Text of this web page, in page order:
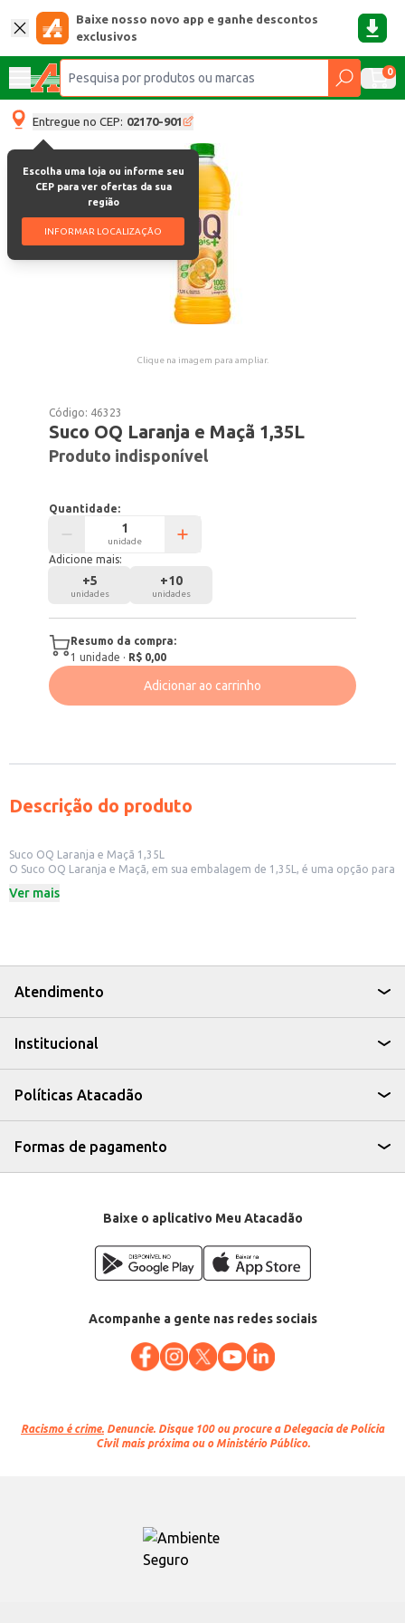
Baixe nosso novo app e ganhe descontos
exclusivos
0
Entregue no CEP: 02170-901
Escolha uma loja ou informe seu
CEP para ver ofertas da sua
região
INFORMAR LOCALIZAÇÃO
Clique na imagem para ampliar.
Código: 46323
Suco OQ Laranja e Maçã 1,35L
Produto indisponível
Quantidade:
unidade
Adicione mais:
+5
unidades
+10
unidades
Resumo da compra:
1 unidade · R$ 0,00
Adicionar ao carrinho
Descrição do produto
Suco OQ Laranja e Maçã 1,35L
O Suco OQ Laranja e Maçã, em sua embalagem de 1,35L, é uma opção para
para o consumo diário, ou para oferecer em estabelecimentos comerciais
Ofereça em seu estabelecimento comercial como uma opção saudável e
saborosa.
O Suco OQ Laranja e Maçã é uma escolha prática e saborosa para diversos
Ver mais
Atendimento
Institucional
Políticas Atacadão
Formas de pagamento
Baixe o aplicativo Meu Atacadão
Acompanhe a gente nas redes sociais
Racismo é crime. Denuncie. Disque 100 ou procure a Delegacia de Polícia
Civil mais próxima ou o Ministério Público.